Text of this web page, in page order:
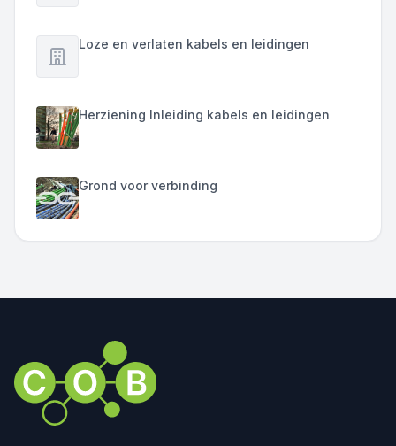
Loze en verlaten kabels en leidingen
Herziening Inleiding kabels en leidingen
Grond voor verbinding